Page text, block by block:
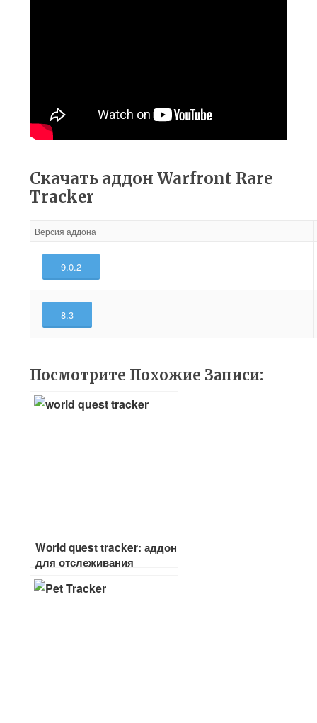
Скачать аддон Warfront Rare
Tracker
Версия аддона
9.0.2
8.3
Посмотрите Похожие Записи:
World quest tracker: аддон
для отслеживания
локальных квестов в
легионе